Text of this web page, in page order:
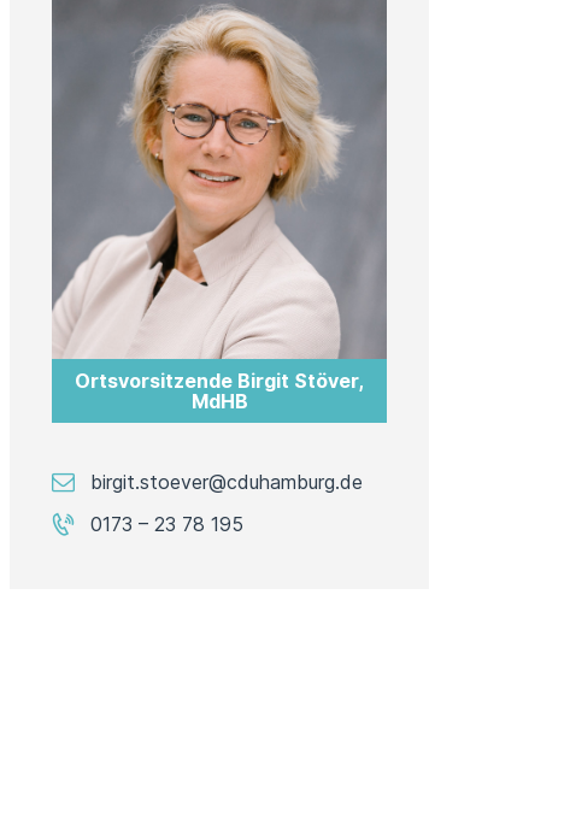
Ortsvorsitzende Birgit Stöver,
MdHB
birgit.stoever@cduhamburg.de
0173 – 23 78 195